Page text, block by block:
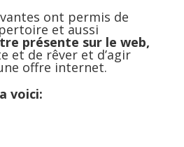
ont permis de
et aussi
présente sur le web,
et de rêver et d’agir
offre internet.
voici: